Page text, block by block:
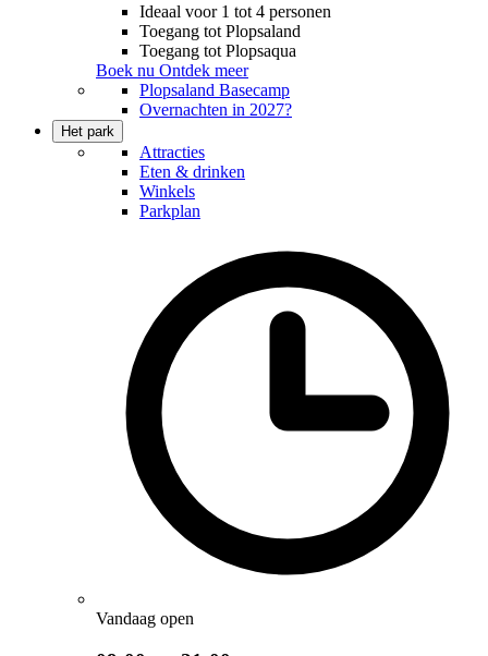
Ideaal voor 1 tot 4 personen
Toegang tot Plopsaland
Toegang tot Plopsaqua
Boek nu Ontdek meer
Plopsaland Basecamp
Overnachten in 2027?
Het park
Attracties
Eten & drinken
Winkels
Parkplan
Vandaag open